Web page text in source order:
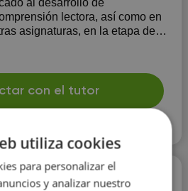
al desarrollo de
lectora, así como en
asignaturas, en la etapa de
también he
no hispanoparlantes.
con el tutor
Rafael Espelt Chouh
utiliza cookies
para personalizar el
y analizar nuestro